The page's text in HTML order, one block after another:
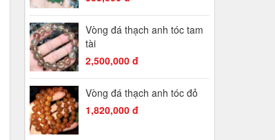
Vòng đá thạch anh tóc tam
tài
2,500,000 đ
Vòng đá thạch anh tóc đỏ
1,820,000 đ